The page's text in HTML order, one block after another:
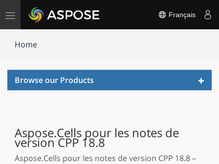
Basculer
Français
Home
Browse our Products
Aspose.Cells pour les notes de
version CPP 18.8
Aspose.Cells pour les notes de version CPP 18.8 –